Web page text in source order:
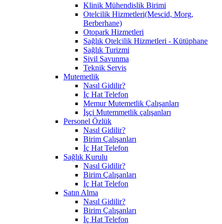
Klinik Mühendislik Birimi
Otelcilik Hizmetleri(Mescid, Morg,
Berberhane)
Otopark Hizmetleri
Sağlık Otelcilik Hizmetleri - Kütüphane
Sağlık Turizmi
Sivil Savunma
Teknik Servis
Mutemetlik
Nasıl Gidilir?
İç Hat Telefon
Memur Mutemetlik Çalışanları
İşçi Mutemmetlik çalışanları
Personel Özlük
Nasıl Gidilir?
Birim Çalışanları
İç Hat Telefon
Sağlık Kurulu
Nasıl Gidilir?
Birim Çalışanları
İç Hat Telefon
Satın Alma
Nasıl Gidilir?
Birim Çalışanları
İç Hat Telefon